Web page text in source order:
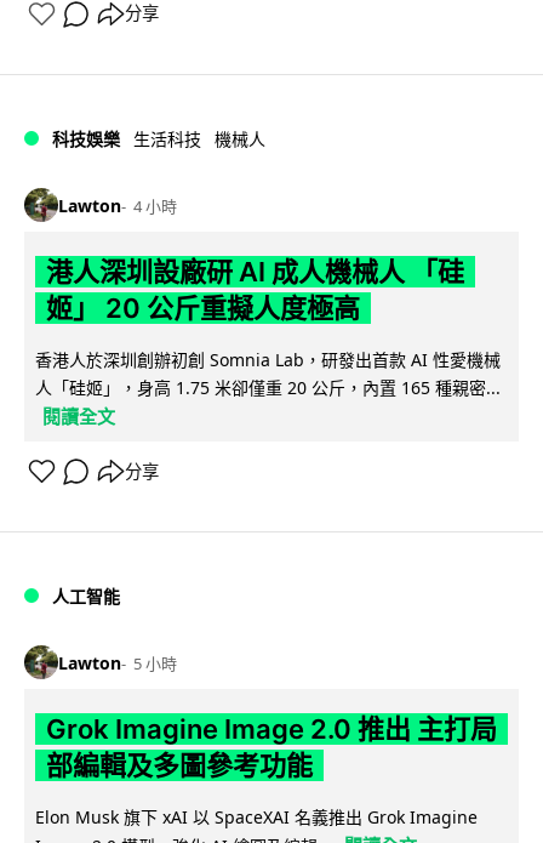
分享
科技娛樂 生活科技 機械人
Lawton 4 小時
港人深圳設廠研 AI 成人機械人 「硅
姬」 20 公斤重擬人度極高
香港人於深圳創辦初創 Somnia Lab，研發出首款 AI 性愛機械
人「硅姬」，身高 1.75 米卻僅重 20 公斤，內置 165 種親密...
閱讀全文
分享
人工智能
Lawton 5 小時
Grok Imagine Image 2.0 推出 主打局
部編輯及多圖參考功能
Elon Musk 旗下 xAI 以 SpaceXAI 名義推出 Grok Imagine